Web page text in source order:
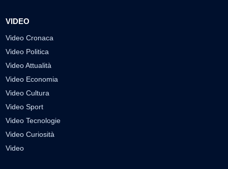
VIDEO
Video Cronaca
Video Politica
Video Attualità
Video Economia
Video Cultura
Video Sport
Video Tecnologie
Video Curiosità
Video